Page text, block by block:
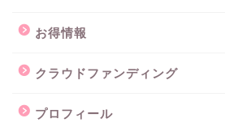
お得情報
クラウドファンディング
プロフィール